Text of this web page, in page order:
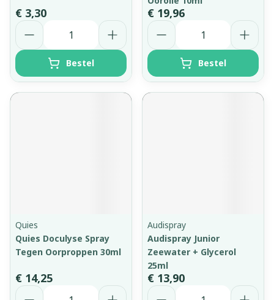
€ 3,30
Aantal
Bestel
€ 19,96
Aantal
Bestel
Quies
Quies Doculyse Spray
Tegen Oorproppen 30ml
€ 14,25
Aantal
Audispray
Audispray Junior
Zeewater + Glycerol
25ml
€ 13,90
Aantal